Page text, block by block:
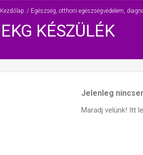
Kezdőlap Egészség, otthoni egészségvédelem,
EKG KÉSZÜLÉK
Jelenleg
Maradj velünk! Itt